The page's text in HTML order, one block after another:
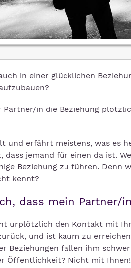
in einer glücklichen
Partner/in die Beziehung
und erfährt meistens, was es
dass jemand für einen da ist.
Beziehung zu führen. Denn
kennt?
dass mein Partner/
urplötzlich den Kontakt mit
und ist kaum zu
Beziehungen fallen ihm schwer!
Öffentlichkeit? Nicht mit Ihnen!